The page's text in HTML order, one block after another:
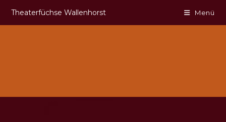
Theaterfüchse Wallenhorst Menü